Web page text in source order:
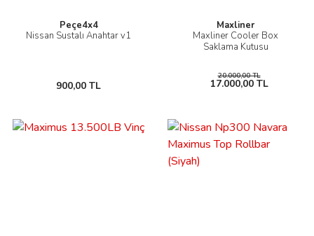
Peçe4x4
Nissan Sustalı Anahtar v1
900,00 TL
Maxliner
Maxliner Cooler Box
Saklama Kutusu
20.000,00 TL
17.000,00 TL